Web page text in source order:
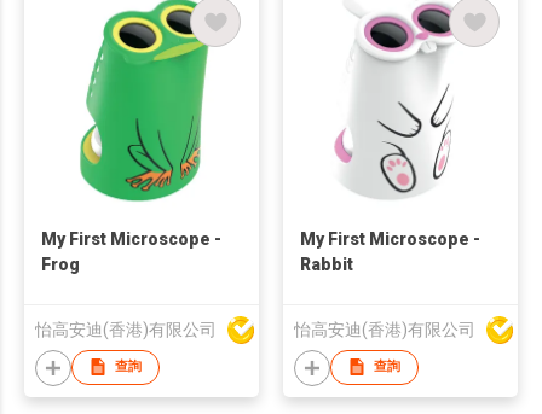
My First Microscope -
Frog
怡高安迪(香港)有限公司
查詢
My First Microscope -
Rabbit
怡高安迪(香港)有限公司
查詢